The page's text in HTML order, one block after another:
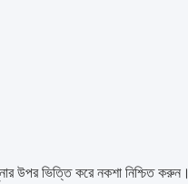
উপর ভিত্তি করে নকশা নিশ্চিত করুন।